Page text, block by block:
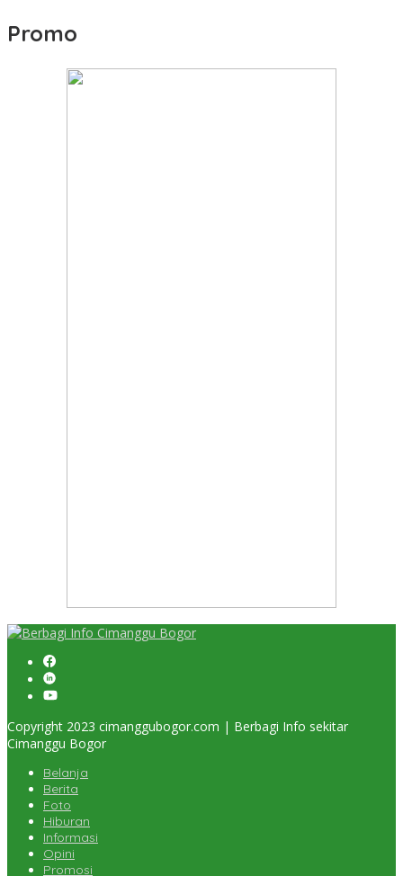
Promo
Copyright 2023 cimanggubogor.com | Berbagi Info sekitar
Cimanggu Bogor
Belanja
Berita
Foto
Hiburan
Informasi
Opini
Promosi